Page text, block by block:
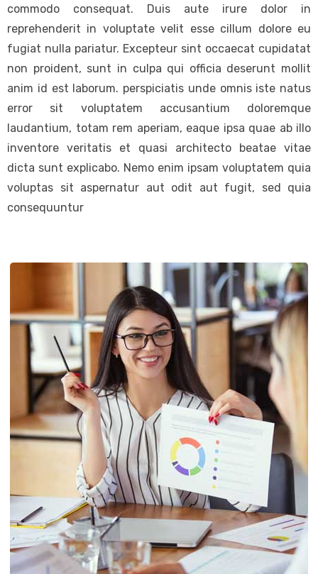
commodo consequat. Duis aute irure dolor in
reprehenderit in voluptate velit esse cillum dolore eu
fugiat nulla pariatur. Excepteur sint occaecat cupidatat
non proident, sunt in culpa qui officia deserunt mollit
anim id est laborum. perspiciatis unde omnis iste natus
error sit voluptatem accusantium doloremque
laudantium, totam rem aperiam, eaque ipsa quae ab illo
inventore veritatis et quasi architecto beatae vitae
dicta sunt explicabo. Nemo enim ipsam voluptatem quia
voluptas sit aspernatur aut odit aut fugit, sed quia
consequuntur